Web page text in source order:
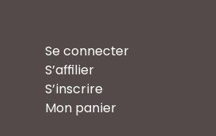
Se connecter
S’affilier
S’inscrire
Mon panier